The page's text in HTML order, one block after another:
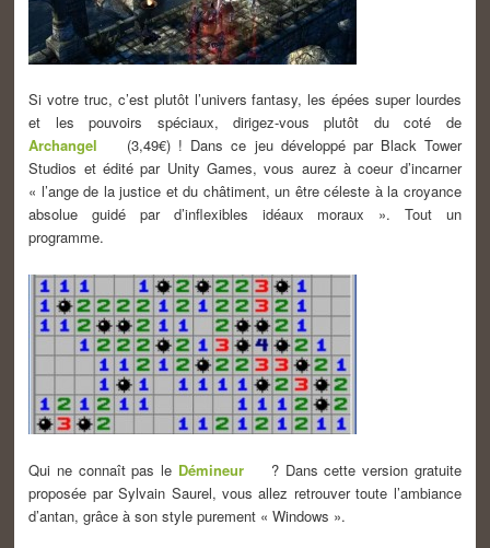
Si votre truc, c’est plutôt l’univers fantasy, les épées super lourdes
et les pouvoirs spéciaux, dirigez-vous plutôt du coté de
Archangel
(3,49€) ! Dans ce jeu développé par Black Tower
Studios et édité par Unity Games, vous aurez à coeur d’incarner
« l’ange de la justice et du châtiment, un être céleste à la croyance
absolue guidé par d’inflexibles idéaux moraux ». Tout un
programme.
Qui ne connaît pas le Démineur
? Dans cette version gratuite
proposée par Sylvain Saurel, vous allez retrouver toute l’ambiance
d’antan, grâce à son style purement « Windows ».